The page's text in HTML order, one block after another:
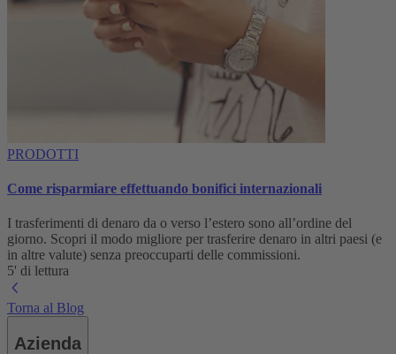
PRODOTTI
Come risparmiare effettuando bonifici internazionali
I trasferimenti di denaro da o verso l’estero sono all’ordine del
giorno. Scopri il modo migliore per trasferire denaro in altri paesi (e
in altre valute) senza preoccuparti delle commissioni.
5' di lettura
Torna al Blog
Azienda